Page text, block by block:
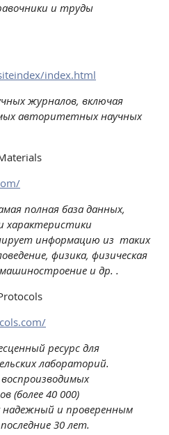
и труды
/index.html
журналов, включая
авторитетных научных
полная база данных,
характеристики
информацию из таких
физика, физическая
и др. .
.com/
ресурс для
лабораторий.
(более 40 000)
надежный и проверенным
30 лет.